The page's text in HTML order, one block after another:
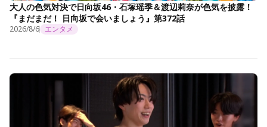
大人の色気対決で日向坂46・石塚瑶季＆渡辺莉奈が色気を披露！
『まだまだ！ 日向坂で会いましょう』第372話
2026/8/6 エンタメ